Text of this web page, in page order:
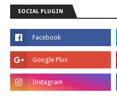
SOCIAL PLUGIN